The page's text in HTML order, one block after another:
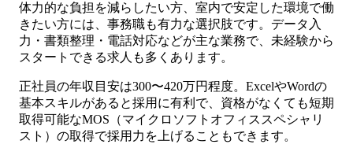
体力的な負担を減らしたい方、室内で安定した環境で働
きたい方には、事務職も有力な選択肢です。データ入
力・書類整理・電話対応などが主な業務で、未経験から
スタートできる求人も多くあります。
正社員の年収目安は300〜420万円程度。ExcelやWordの
基本スキルがあると採用に有利で、資格がなくても短期
取得可能なMOS（マイクロソフトオフィススペシャリ
スト）の取得で採用力を上げることもできます。